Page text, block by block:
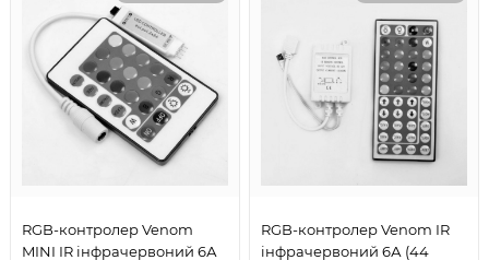
RGB-контролер Venom
MINI IR інфрачервоний 6А
RGB-контролер Venom IR
інфрачервоний 6А (44